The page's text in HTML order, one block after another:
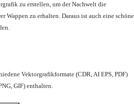
zu erstellen, um der Nachwelt die
Wappen zu erhalten. Daraus ist auch eine schöne
Vektorgrafikformate (CDR, AI EPS, PDF)
GIF) enthalten.